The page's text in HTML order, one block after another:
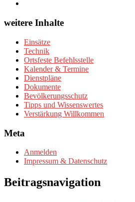
weitere Inhalte
Einsätze
Technik
Ortsfeste Befehlsstelle
Kalender & Termine
Dienstpläne
Dokumente
Bevölkerungsschutz
Tipps und Wissenswertes
Verstärkung Willkommen
Meta
Anmelden
Impressum & Datenschutz
Beitragsnavigation